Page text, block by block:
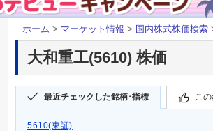
ホーム > マーケット情報 > 国内株式株価検索
大和重工(5610) 株価
最近チェックした銘柄･指標 こ
5610(東証)